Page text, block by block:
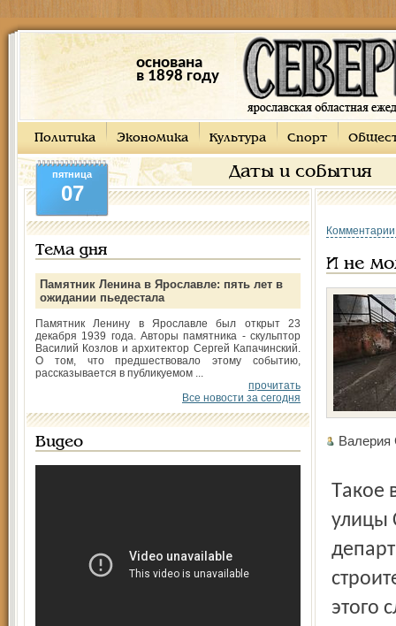
основана
в 1898 году
Политика Экономика Культура Спорт
Даты и события
пятница
07
Тема дня
Памятник Ленина в Ярославле: пять лет в
ожидании пьедестала
Памятник Ленину в Ярославле был открыт 23
декабря 1939 года. Авторы памятника - скульптор
Василий Козлов и архитектор Сергей Капачинский.
О том, что предшествовало этому событию,
рассказывается в публикуемом ...
прочитать
Все новости за сегодня
Видео
И не
Такое вот тяжкое наследие осталось после реконструкции
улицы
этого